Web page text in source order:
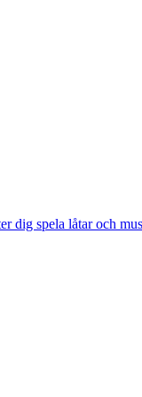
dig spela låtar och